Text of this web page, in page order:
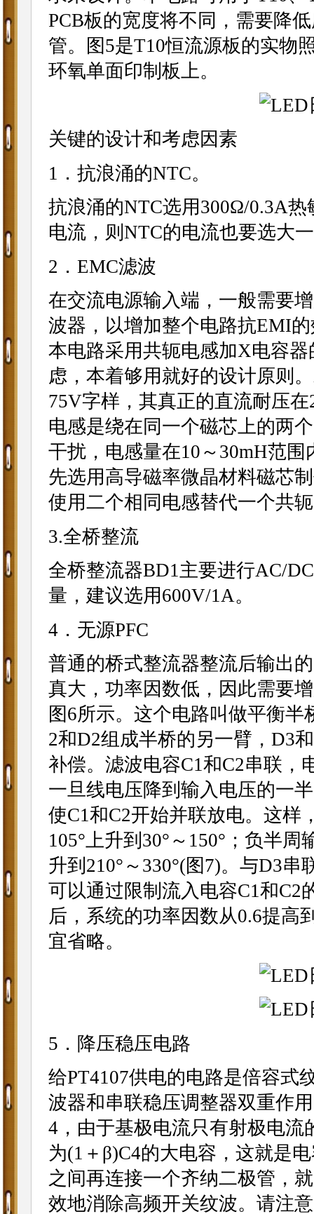
PCB板的宽度将不同，需要降
管。图5是T10恒流源板的实物
环氧单面印制板上。
关键的设计和考虑因素
1．抗浪涌的NTC。
抗浪涌的NTC选用300Ω/0.3A
电流，则NTC的电流也要选大
2．EMC滤波
在交流电源输入端，一般需要
波器，以增加整个电路抗EMI
本电路采用共轭电感加X电容
虑，本着够用就好的设计原则
75V字样，其真正的直流耐压
电感是绕在同一个磁芯上的两
干扰，电感量在10～30mH范
先选用高导磁率微晶材料磁芯
使用二个相同电感替代一个共
3.全桥整流
全桥整流器BD1主要进行AC/
量，建议选用600V/1A。
4．无源PFC
普通的桥式整流器整流后输出
真大，功率因数低，因此需要
图6所示。这个电路叫做平衡
2和D2组成半桥的另一臂，D3
补偿。滤波电容C1和C2串联，
一旦线电压降到输入电压的一
使C1和C2开始并联放电。这样
105°上升到30°～150°；负半
升到210°～330°(图7)。与D3
可以通过限制流入电容C1和C2
后，系统的功率因数从0.6提高
宜省略。
5．降压稳压电路
给PT4107供电的电路是倍容式
波器和串联稳压调整器双重作
4，由于基极电流只有射极电流
为(1＋β)C4的大电容，这就是
之间再连接一个齐纳二极管，
效地消除高频开关纹波。请注